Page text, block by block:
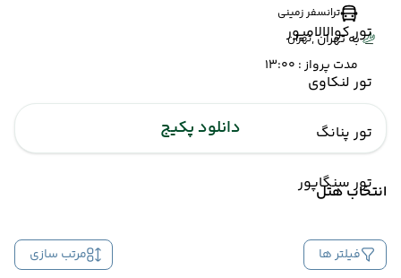
تور کوالالامپور
تور لنکاوی
تور پنانگ
تور سنگاپور
ترانسفر زمینی
به تهران ,تهران
مدت پرواز : 13:00
دانلود پکیج
انتخاب هتل
فیلتر ها مرتب سازی